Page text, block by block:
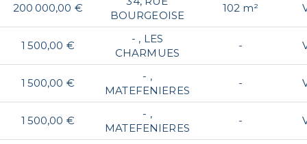
200 000,00 €
BOURGEOISE
102 m²
1 500,00 €
- , LES
CHARMUES
-
1 500,00 €
- ,
MATEFENIERES
-
1 500,00 €
- ,
MATEFENIERES
-